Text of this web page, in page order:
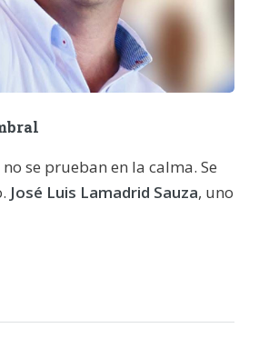
no se prueban en la calma. Se
José Luis Lamadrid Sauza, uno